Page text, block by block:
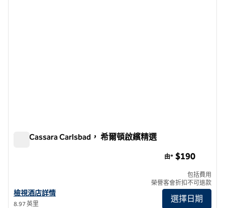
The Cassara Carlsbad， 希爾頓啟繽精選
查看 The Cassara Carlsbad， 希爾頓啟繽精選 酒店詳情
檢視酒店詳情
8.97 英里
由* $190
包括費用
榮譽客會折扣不可退款
選擇日期